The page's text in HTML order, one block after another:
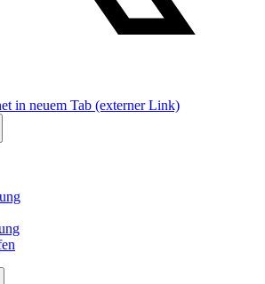
in neuem Tab (externer Link)